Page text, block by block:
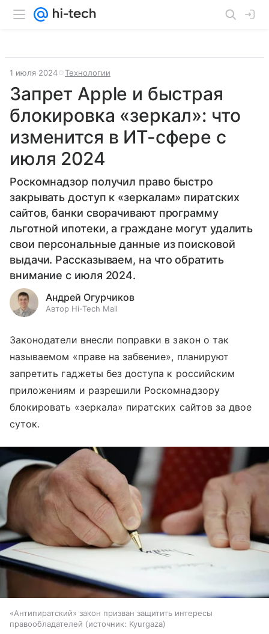
1 июля 2024 Технологии
Запрет Apple и быстрая
блокировка «зеркал»: что
изменится в ИТ-сфере с
июля 2024
Роскомнадзор получил право быстро
закрывать доступ к «зеркалам» пиратских
сайтов, банки сворачивают программу
льготной ипотеки, а граждане могут удалить
свои персональные данные из поисковой
выдачи. Рассказываем, на что обратить
внимание с июля 2024.
Андрей Огурчиков
Автор Hi-Tech Mail
Законодатели внесли поправки в закон о так
называемом «праве на забвение», планируют
запретить гаджеты без доступа к российским
приложениям и разрешили Роскомнадзору
блокировать «зеркала» пиратских сайтов за двое
суток.
«Антипиратский» закон призван защитить интересы
правообладателей
источник: Kyurgaza